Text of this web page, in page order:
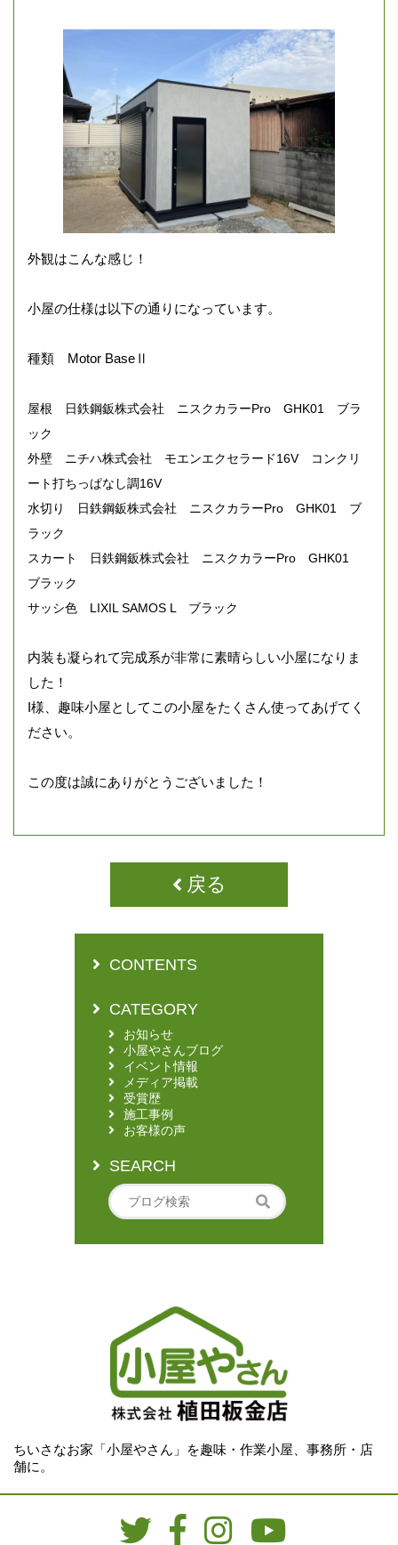
外観はこんな感じ！
小屋の仕様は以下の通りになっています。
種類 Motor BaseⅡ
屋根 日鉄鋼鈑株式会社 ニスクカラーPro GHK01 ブラ
ック
外壁 ニチハ株式会社 モエンエクセラード16V コンクリ
ート打ちっぱなし調16V
水切り 日鉄鋼鈑株式会社 ニスクカラーPro GHK01 ブ
ラック
スカート 日鉄鋼鈑株式会社 ニスクカラーPro GHK01
ブラック
サッシ色 LIXIL SAMOS L ブラック
内装も凝られて完成系が非常に素晴らしい小屋になりま
した！
I様、趣味小屋としてこの小屋をたくさん使ってあげてく
ださい。
この度は誠にありがとうございました！
戻る
CONTENTS
CATEGORY
お知らせ
小屋やさんブログ
イベント情報
メディア掲載
受賞歴
施工事例
お客様の声
SEARCH
ちいさなお家「小屋やさん」を趣味・作業小屋、事務所・店
舗に。